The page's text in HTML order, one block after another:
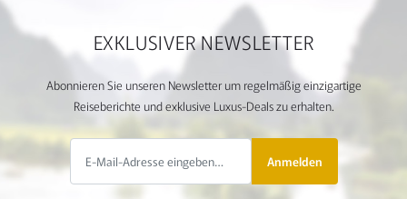
EXKLUSIVER NEWSLETTER
Abonnieren Sie unseren Newsletter um regelmäßig einzigartige
Reiseberichte und exklusive Luxus-Deals zu erhalten.
Anmelden